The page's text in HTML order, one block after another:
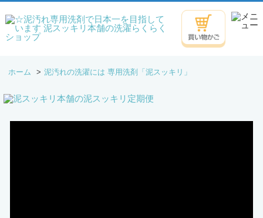
ホーム > 泥汚れの洗濯には 専用洗剤「泥スッキリ」